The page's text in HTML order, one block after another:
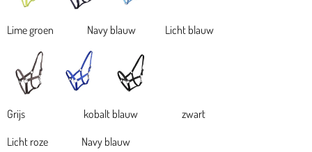
Lime groen Navy blauw Licht blauw
Grijs kobalt blauw zwart
Licht roze Navy blauw